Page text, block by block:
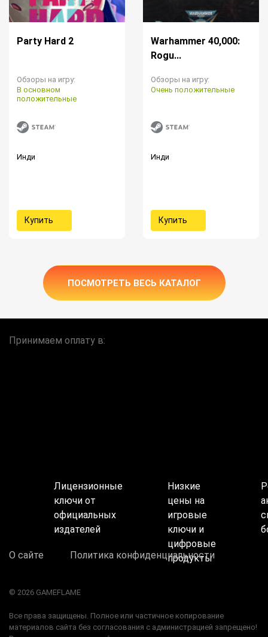
Party Hard 2
Обзоры на игру:
В основном
положительные
Инди
Купить
Warhammer 40,000:
Rogu...
Обзоры на игру:
Очень положительные
Инди
Купить
ПОСМОТРЕТЬ ВЕСЬ КАТАЛОГ
Принимаем оплату в:
Лицензионные
ключи от
официальных
издателей
Низкие
цены на
игровые
ключи и
цифровые
продукты
О сайте Политика конфиденциальности
© 2026 GAMEFLAME
Все права защищены. Полное или частичное копирование
материалов сайта без согласования с администрацией запрещено!